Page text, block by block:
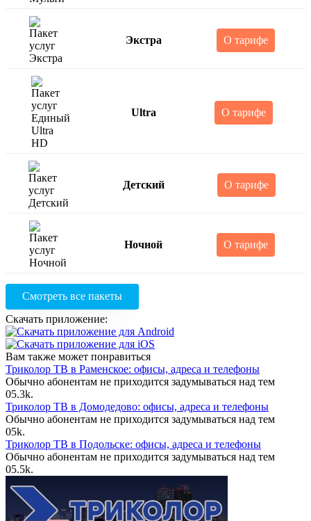
Экстра О тарифе
Ultra О тарифе
Детский О тарифе
Ночной О тарифе
Смотреть все пакеты
Скачать приложение:
Вам также может понравиться
Триколор ТВ в Раменское: офисы, адреса и телефоны
Обычно абонентам не приходится задумываться над тем
05.3k.
Триколор ТВ в Домодедово: офисы, адреса и телефоны
Обычно абонентам не приходится задумываться над тем
05k.
Триколор ТВ в Подольске: офисы, адреса и телефоны
Обычно абонентам не приходится задумываться над тем
05.5k.